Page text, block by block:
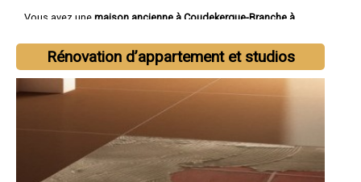
Vous avez une maison ancienne à Coudekerque-Branche à
Coudekerque-Branchetout corps d'état ?
Faites confiance à la société SOCOREBAT.
Rénovation d’appartement et studios